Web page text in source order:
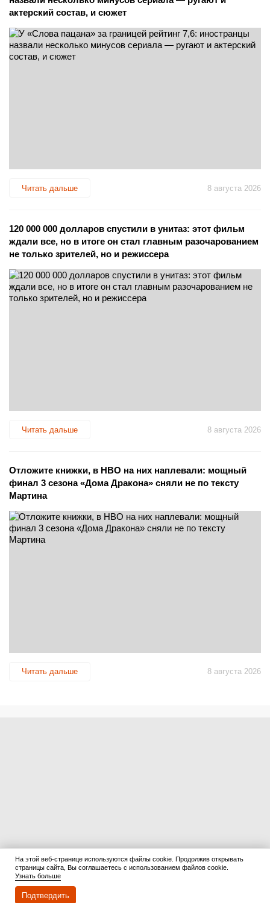
актерский состав, и сюжет
Читать дальше 8 августа 2026
120 000 000 долларов спустили в унитаз: этот фильм
ждали все, но в итоге он стал главным разочарованием
не только зрителей, но и режиссера
Читать дальше 8 августа 2026
Отложите книжки, в HBO на них наплевали: мощный
финал 3 сезона «Дома Дракона» сняли не по тексту
Мартина
Читать дальше 8 августа 2026
На этой веб-странице используются файлы cookie. Продолжив открывать
страницы сайта, Вы соглашаетесь с использованием файлов cookie.
Узнать больше
Подтвердить